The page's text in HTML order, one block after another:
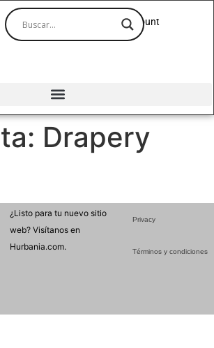
Account
Drapery
¿Listo para tu nuevo sitio
web? Visítanos en
Hurbania.com.
Privacy
Términos y condiciones